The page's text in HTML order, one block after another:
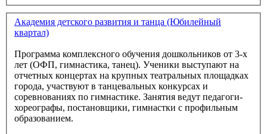
Академия детского развития и танца (Юбилейный
квартал)
Программа комплексного обучения дошкольников от 3-х
лет (ОФП, гимнастика, танец). Ученики выступают на
отчетных концертах на крупных театральных площадках
города, участвуют в танцевальных конкурсах и
соревнованиях по гимнастике. Занятия ведут педагоги-
хореографы, постановщики, гимнастки с профильным
образованием.